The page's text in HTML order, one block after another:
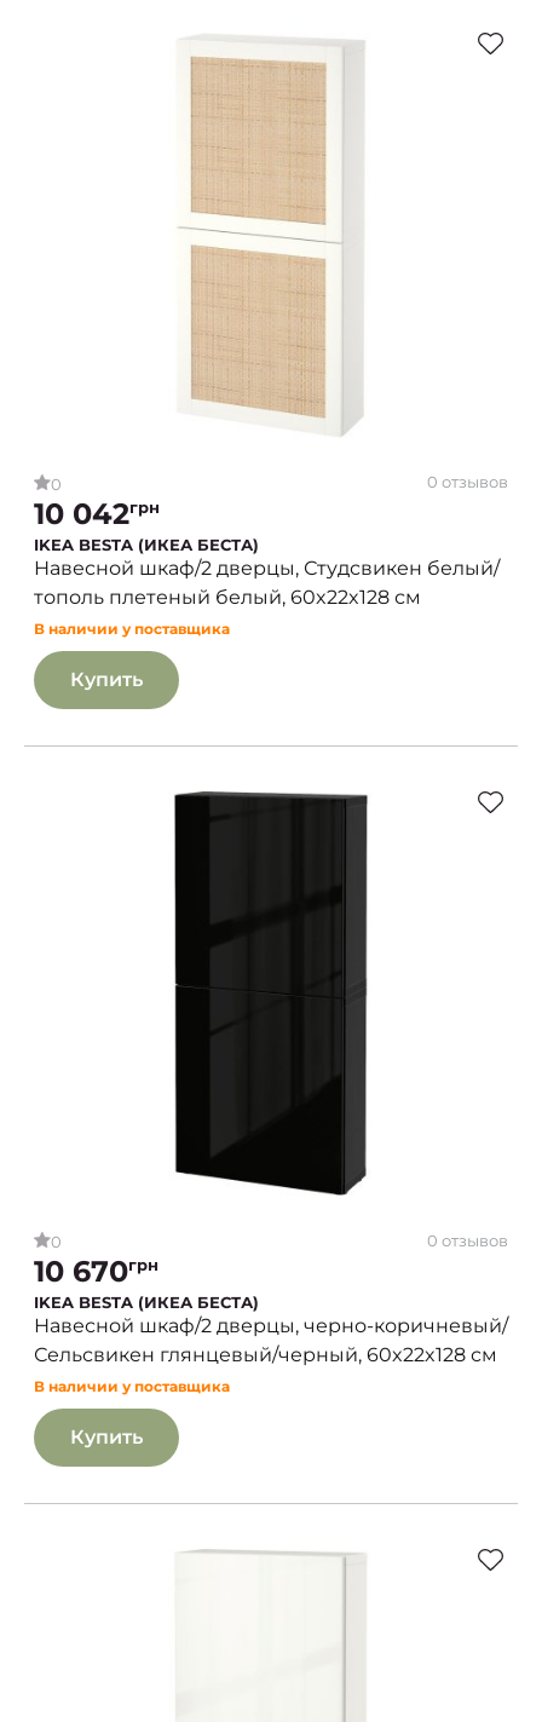
0 0 отзывов
10 042грн
IKEA BESTA (ИКЕА БЕСТА)
Навесной шкаф/2 дверцы, Студсвикен белый/
тополь плетеный белый, 60x22x128 см
В наличии у поставщика
Купить
0 0 отзывов
10 670грн
IKEA BESTA (ИКЕА БЕСТА)
Навесной шкаф/2 дверцы, черно-коричневый/
Сельсвикен глянцевый/черный, 60x22x128 см
В наличии у поставщика
Купить